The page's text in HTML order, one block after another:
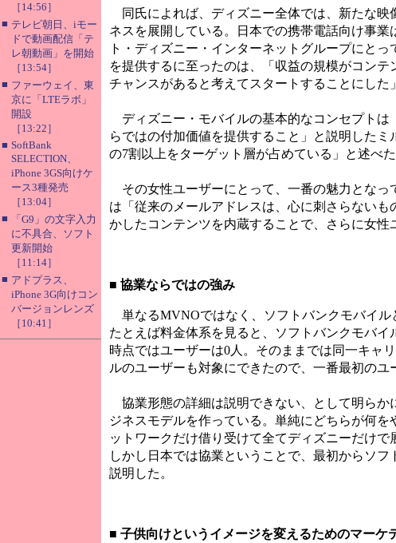
［14:56］
■ テレビ朝日、iモー
ドで動画配信「テ
レ朝動画」を開始
［13:54］
■ ファーウェイ、東
京に「LTEラボ」
開設
［13:22］
■ SoftBank
SELECTION、
iPhone 3GS向けケ
ース3種発売
［13:04］
■
「G9」の文字入力
に不具合、ソフト
更新開始
［11:14］
■ アドプラス、
iPhone 3G向けコン
バージョンレンズ
［10:41］
同氏によれば、ディズニー全体では、新たな映
ネスを展開している。日本での携帯電話向け事
ト・ディズニー・インターネットグループにと
を提供するに至ったのは、「収益の規模がコン
チャンスがあると考えてスタートすることにした
ディズニー・モバイルの基本的なコンセプトは
らではの付加価値を提供すること」と説明した
の7割以上をターゲット層が占めている」と述べた
その女性ユーザーにとって、一番の魅力となっ
は「従来のメールアドレスは、心に刺さらない
かしたコンテンツを内蔵することで、さらに女性
■ 協業ならではの強み
単なるMVNOではなく、ソフトバンクモバイル
たとえば料金体系を見ると、ソフトバンクモバ
時点ではユーザーは0人。そのままでは同一キャ
ルのユーザーも対象にできたので、一番最初の
協業形態の詳細は説明できない、として明らか
ジネスモデルを作っている。単純にどちらが何
ットワークだけ借り受けて全てディズニーだけ
しかし日本では協業ということで、最初からソ
説明した。
■ 子供向けというイメージを変えるためのマーケ